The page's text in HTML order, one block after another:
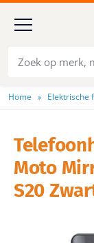
Home Elektrische
Moto
S20